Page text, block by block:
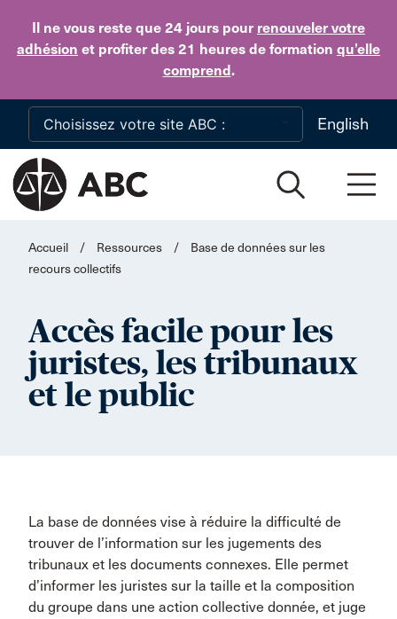
Il ne vous reste que 24 jours pour renouveler votre
adhésion et profiter des 21 heures de formation qu’elle
comprend.
Skip to main content
English
Accueil / Ressources /
Base de données sur les
recours collectifs
Accès facile pour les
juristes, les tribunaux
et le public
La base de données vise à réduire la difficulté de
trouver de l’information sur les jugements des
tribunaux et les documents connexes. Elle permet
d’informer les juristes sur la taille et la composition
du groupe dans une action collective donnée, et juge